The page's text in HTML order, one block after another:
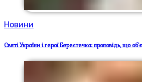
Новини
Святі України і герої Берестечка: проповідь, що